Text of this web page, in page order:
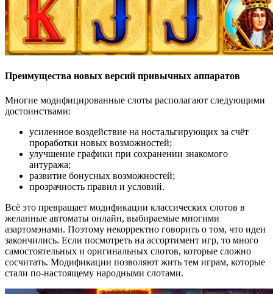
Преимущества новых версий привычных аппаратов
Многие модифицированные слоты располагают следующими
достоинствами:
усиленное воздействие на ностальгирующих за счёт
проработки новых возможностей;
улучшение графики при сохранении знакомого
антуража;
развитие бонусных возможностей;
прозрачность правил и условий.
Всё это превращает модификации классических слотов в
желанные автоматы онлайн, выбираемые многими
азартомэнами. Поэтому некорректно говорить о том, что идеи
закончились. Если посмотреть на ассортимент игр, то много
самостоятельных и оригинальных слотов, которые сложно
сосчитать. Модификации позволяют жить тем играм, которые
стали по-настоящему народными слотами.